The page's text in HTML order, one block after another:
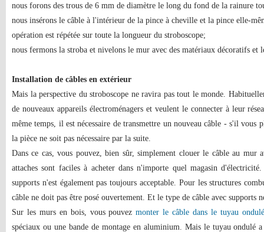
nous forons des trous de 6 mm de diamètre le long du fond de la rainure
nous insérons le câble à l'intérieur de la pince à cheville et la pince elle-
opération est répétée sur toute la longueur du stroboscope;
nous fermons la stroba et nivelons le mur avec des matériaux décoratifs et
Installation de câbles en extérieur
Mais la perspective du stroboscope ne ravira pas tout le monde.
de nouveaux appareils électroménagers et veulent le connecter à leur
même temps, il est nécessaire de transmettre un nouveau câble - s'il vous
la pièce ne soit pas nécessaire par la suite.
Dans ce cas, vous pouvez, bien sûr, simplement clouer le câble au mur
attaches sont faciles à acheter dans n'importe quel magasin
supports n'est également pas toujours acceptable. Pour les structures
câble ne doit pas être posé ouvertement. Et le type de câble avec supports
Sur les murs en bois, vous pouvezmonter le câble dans le tuyau ondulé
spéciaux ou une bande de montage en aluminium. Mais le tuyau ondulé